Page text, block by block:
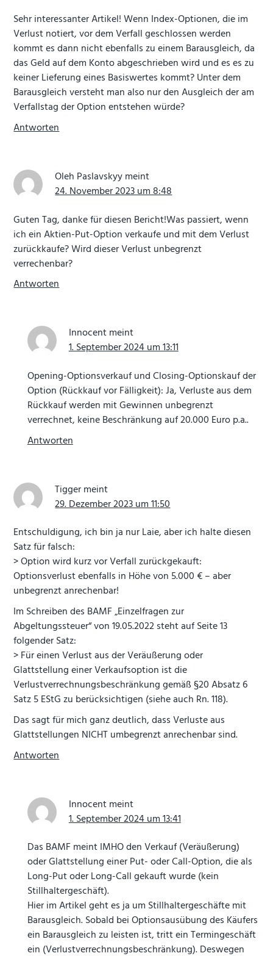
Sehr interessanter Artikel! Wenn Index-Optionen, die im
Verlust notiert, vor dem Verfall geschlossen werden
kommt es dann nicht ebenfalls zu einem Barausgleich, da
das Geld auf dem Konto abgeschrieben wird und es es zu
keiner Lieferung eines Basiswertes kommt? Unter dem
Barausgleich versteht man also nur den Ausgleich der am
Verfallstag der Option entstehen würde?
Antworten
Oleh Paslavskyymeint
24. November 2023 um 8:48
Guten Tag, danke für diesen Bericht!Was passiert, wenn
ich ein Aktien-Put-Option verkaufe und mit dem Verlust
zurückkaufe? Wird dieser Verlust unbegrenzt
verrechenbar?
Antworten
Innocent meint
1. September 2024 um 13:11
Opening-Optionsverkauf und Closing-Optionskauf der
Option (Rückkauf vor Fälligkeit): Ja, Verluste aus dem
Rückkauf werden mit Gewinnen unbegrenzt
verrechnet, keine Beschränkung auf 20.000 Euro p.a..
Antworten
Tiggermeint
29. Dezember 2023 um 11:50
Entschuldigung, ich bin ja nur Laie, aber ich halte diesen
Satz für falsch:
> Option wird kurz vor Verfall zurückgekauft:
Optionsverlust ebenfalls in Höhe von 5.000 € – aber
unbegrenzt anrechenbar!
Im Schreiben des BAMF „Einzelfragen zur
Abgeltungssteuer“ von 19.05.2022 steht auf Seite 13
folgender Satz:
> Für einen Verlust aus der Veräußerung oder
Glattstellung einer Verkaufsoption ist die
Verlustverrechnungsbeschränkung gemäß §20 Absatz 6
Satz 5 EStG zu berücksichtigen (siehe auch Rn. 118).
Das sagt für mich ganz deutlich, dass Verluste aus
Glattstellungen NICHT umbegrenzt anrechenbar sind.
Antworten
Innocent meint
1. September 2024 um 13:41
Das BAMF meint IMHO den Verkauf (Veräußerung)
oder Glattstellung einer Put- oder Call-Option, die als
Long-Put oder Long-Call gekauft wurde (kein
Stillhaltergeschäft).
Hier im Artikel geht es ja um Stillhaltergeschäfte mit
Barausgleich. Sobald bei Optionsausübung des Käufers
ein Barausgleich zu leisten ist, tritt ein Termingeschäft
ein (Verlustverrechnungsbeschränkung). Deswegen